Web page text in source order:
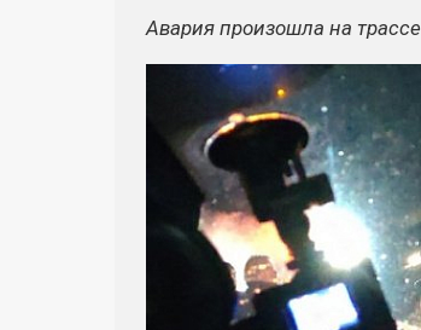
Авария произошла на